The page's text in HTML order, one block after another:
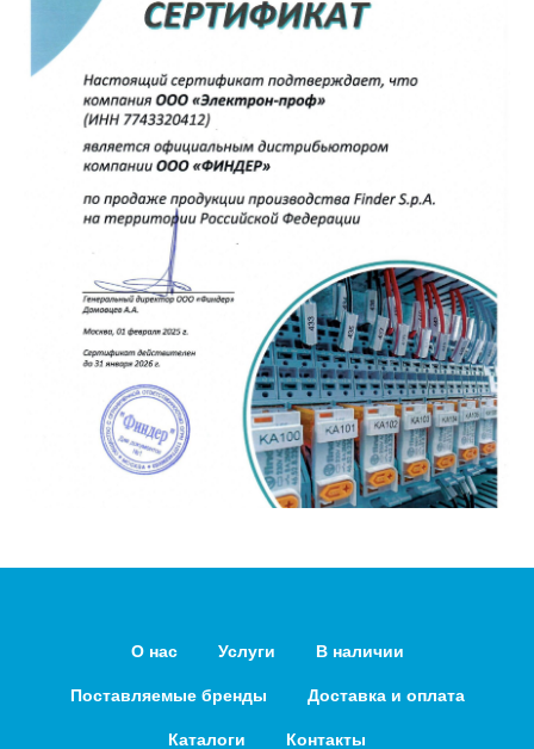
О нас Услуги В наличии
Поставляемые бренды Доставка и оплата
Каталоги Контакты